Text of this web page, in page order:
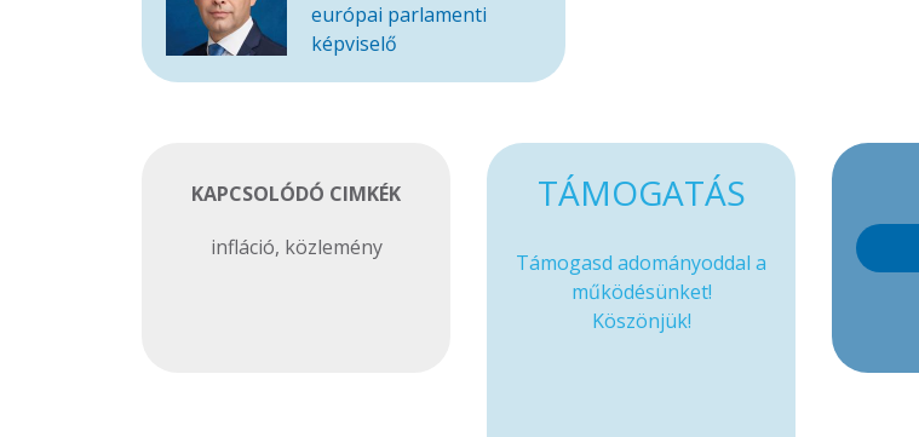
európai parlamenti
képviselő
KAPCSOLÓDÓ CIMKÉK
infláció, közlemény
TÁMOGATÁS
Támogasd adományoddal a
működésünket!
Köszönjük!